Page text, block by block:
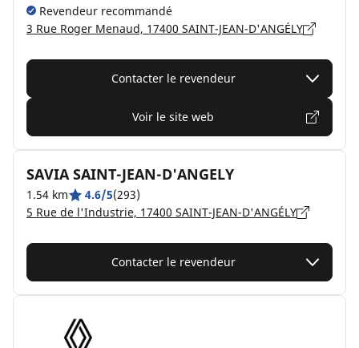
Revendeur recommandé
3 Rue Roger Menaud, 17400 SAINT-JEAN-D'ANGÉLY
Contacter le revendeur
Voir le site web
SAVIA SAINT-JEAN-D'ANGELY
1.54 km 4.6/5(293)
5 Rue de l'Industrie, 17400 SAINT-JEAN-D'ANGÉLY
Contacter le revendeur